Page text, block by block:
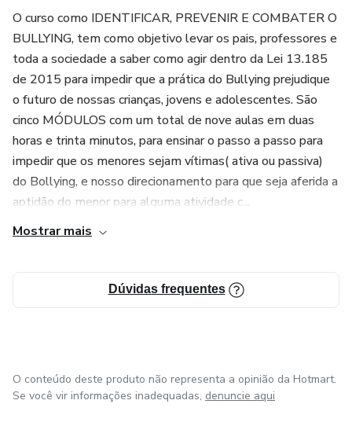
se defenderem de situações de bullying, promovendo a
autoconfiança e a capacidade de lidar com agressões.
O curso como IDENTIFICAR, PREVENIR E COMBATER O
BULLYING, tem como objetivo levar os pais, professores e
toda a sociedade a saber como agir dentro da Lei 13.185
de 2015 para impedir que a prática do Bullying prejudique
o futuro de nossas crianças, jovens e adolescentes. São
cinco MÓDULOS com um total de nove aulas em duas
horas e trinta minutos, para ensinar o passo a passo para
impedir que os menores sejam vítimas( ativa ou passiva)
do Bollying, e nosso direcionamento para que seja aferida a
aptidão do menor para alguma atividade c...
Mostrar mais
Dúvidas frequentes
O conteúdo deste produto não representa a opinião da Hotmart.
Se você vir informações inadequadas, denuncie aqui